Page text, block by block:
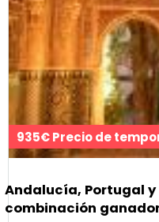
935€ Precio de
Andalucía, Portugal y
combinación